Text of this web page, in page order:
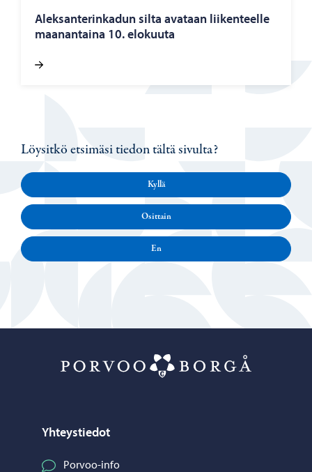
Alek­san­te­rin­ka­dun silta ava­taan lii­ken­teel­le
maa­nan­tai­na 10. elo­kuu­ta
Löysitkö etsimäsi tiedon tältä sivulta?
Kyllä
Osittain
En
Yhteystiedot
Porvoo-info